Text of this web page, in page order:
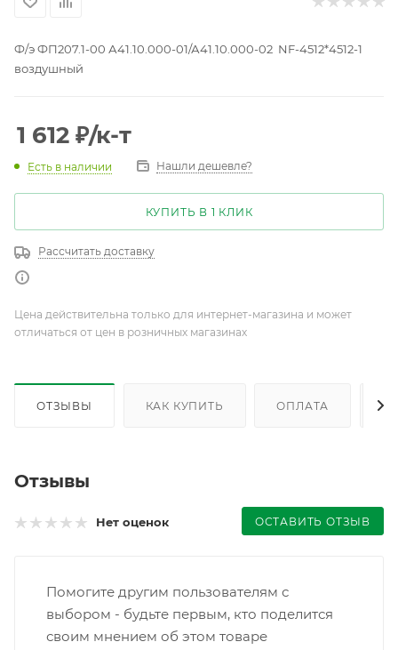
Ф/э ФП207.1-00 А41.10.000-01/А41.10.000-02 NF-4512*4512-1
воздушный
1 612 ₽/к-т
Есть в наличии Нашли дешевле?
КУПИТЬ В 1 КЛИК
Рассчитать доставку
Цена действительна только для интернет-магазина и может
отличаться от цен в розничных магазинах
ОТЗЫВЫ КАК КУПИТЬ ОПЛАТА
Отзывы
Нет оценок ОСТАВИТЬ ОТЗЫВ
Помогите другим пользователям с
выбором - будьте первым, кто поделится
своим мнением об этом товаре